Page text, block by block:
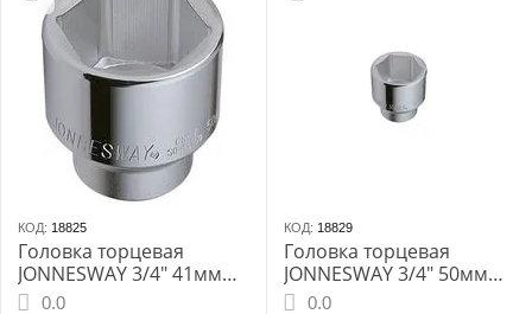
КОД: 18825
Головка торцевая
JONNESWAY 3/4" 41мм
(S04H6141)
0.0
КОД: 18829
Головка торцевая
JONNESWAY 3/4" 50мм
(S04H6150)
0.0